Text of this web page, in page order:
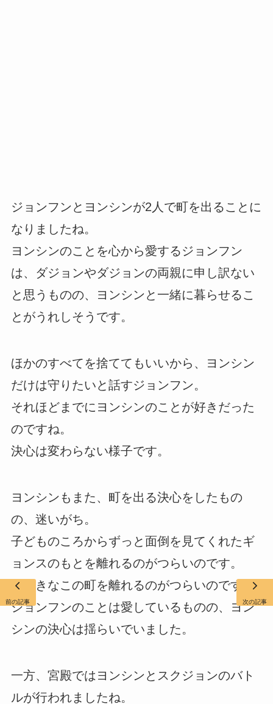
ジョンフンとヨンシンが2人で町を出ることに
なりましたね。
ヨンシンのことを心から愛するジョンフン
は、ダジョンやダジョンの両親に申し訳ない
と思うものの、ヨンシンと一緒に暮らせるこ
とがうれしそうです。
ほかのすべてを捨ててもいいから、ヨンシン
だけは守りたいと話すジョンフン。
それほどまでにヨンシンのことが好きだった
のですね。
決心は変わらない様子です。
ヨンシンもまた、町を出る決心をしたもの
の、迷いがち。
子どものころからずっと面倒を見てくれたギ
ョンスのもとを離れるのがつらいのです。
大好きなこの町を離れるのがつらいのです。
ジョンフンのことは愛しているものの、ヨン
シンの決心は揺らいでいました。
一方、宮殿ではヨンシンとスクジョンのバト
ルが行われましたね。
前の記事 次の記事